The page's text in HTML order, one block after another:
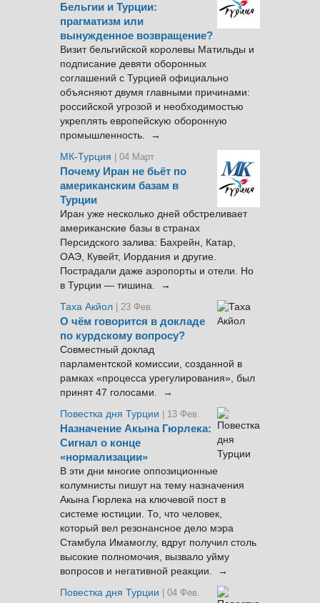
Бельгии и Турции:
прагматизм или
вынужденное возвращение?
Визит бельгийской королевы Матильды и
подписание девяти оборонных
соглашений с Турцией официально
объясняют двумя главными причинами:
российской угрозой и необходимостью
укреплять европейскую оборонную
промышленность. →
МК-Турция
| 04 Март
Почему Иран не бьёт по
американским базам в
Турции
Иран уже несколько дней обстреливает
американские базы в странах
Персидского залива: Бахрейн, Катар,
ОАЭ, Кувейт, Иордания и другие.
Пострадали даже аэропорты и отели. Но
в Турции — тишина. →
Таха Акйол | 23 Фев.
О чём говорится в докладе
по курдскому вопросу?
Совместный доклад
парламентской комиссии, созданной в
рамках «процесса урегулирования», был
принят 47 голосами. →
Повестка дня Турции
| 13 Фев.
Назначение Акына Гюрлека:
Сигнал о конце
«нормализации»
В эти дни многие оппозиционные
колумнисты пишут на тему назначения
Акына Гюрлека на ключевой пост в
системе юстиции. То, что человек,
который вел резонансное дело мэра
Стамбула Имамоглу, вдруг получил столь
высокие полномочия, вызвало уйму
вопросов и негативной реакции. →
Повестка дня Турции
| 04 Фев.